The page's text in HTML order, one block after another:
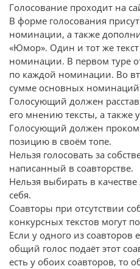
Голосование проходит на
В форме голосования
номинации, а также
«Юмор». Один и тот же
номинации. В первом туре
по каждой номинации. Во
сумме основных
Голосующий должен
его мнению тексты, а также
Голосующий должен
позицию в своём топе.
Нельзя голосовать за
написанный в соавторстве.
Нельзя выбирать в
себя.
Соавторы при отсутствии
конкурсных текстов могут
Если у одного из соавторов
общий голос подаёт этот
есть у обоих соавторов, то